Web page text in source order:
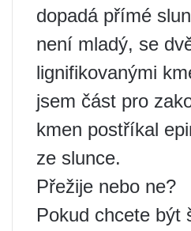
dopadá přímé
není mladý, se
lignifikovanými
jsem část pro
kmen postříkal
ze slunce.
Přežije nebo ne?
Pokud chcete být